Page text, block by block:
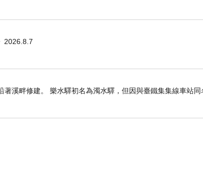
2026.8.7
溪畔修建。 樂水驛初名為濁水驛，但因與臺鐵集集線車站同